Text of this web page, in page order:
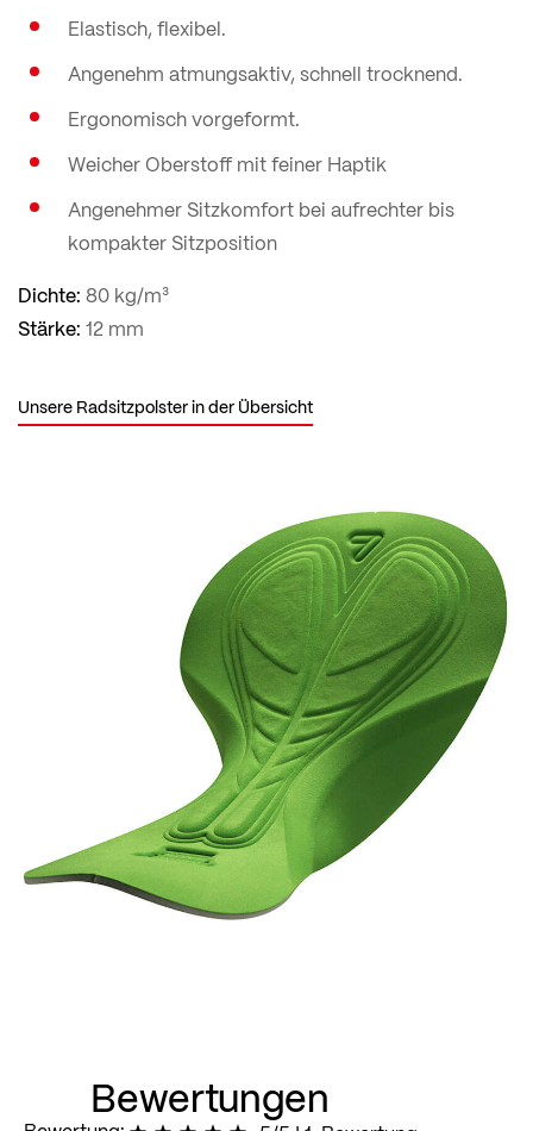
Elastisch, flexibel.
Angenehm atmungsaktiv, schnell trocknend.
Ergonomisch vorgeformt.
Weicher Oberstoff mit feiner Haptik
Angenehmer Sitzkomfort bei aufrechter bis
kompakter Sitzposition
Dichte: 80 kg/m³
Stärke: 12 mm
Unsere Radsitzpolster in der Übersicht
Bewertungen